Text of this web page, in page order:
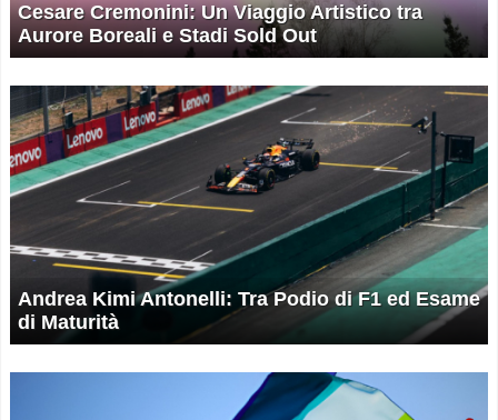
Cesare Cremonini: Un Viaggio Artistico tra
Aurore Boreali e Stadi Sold Out
Andrea Kimi Antonelli: Tra Podio di F1 ed Esame
di Maturità